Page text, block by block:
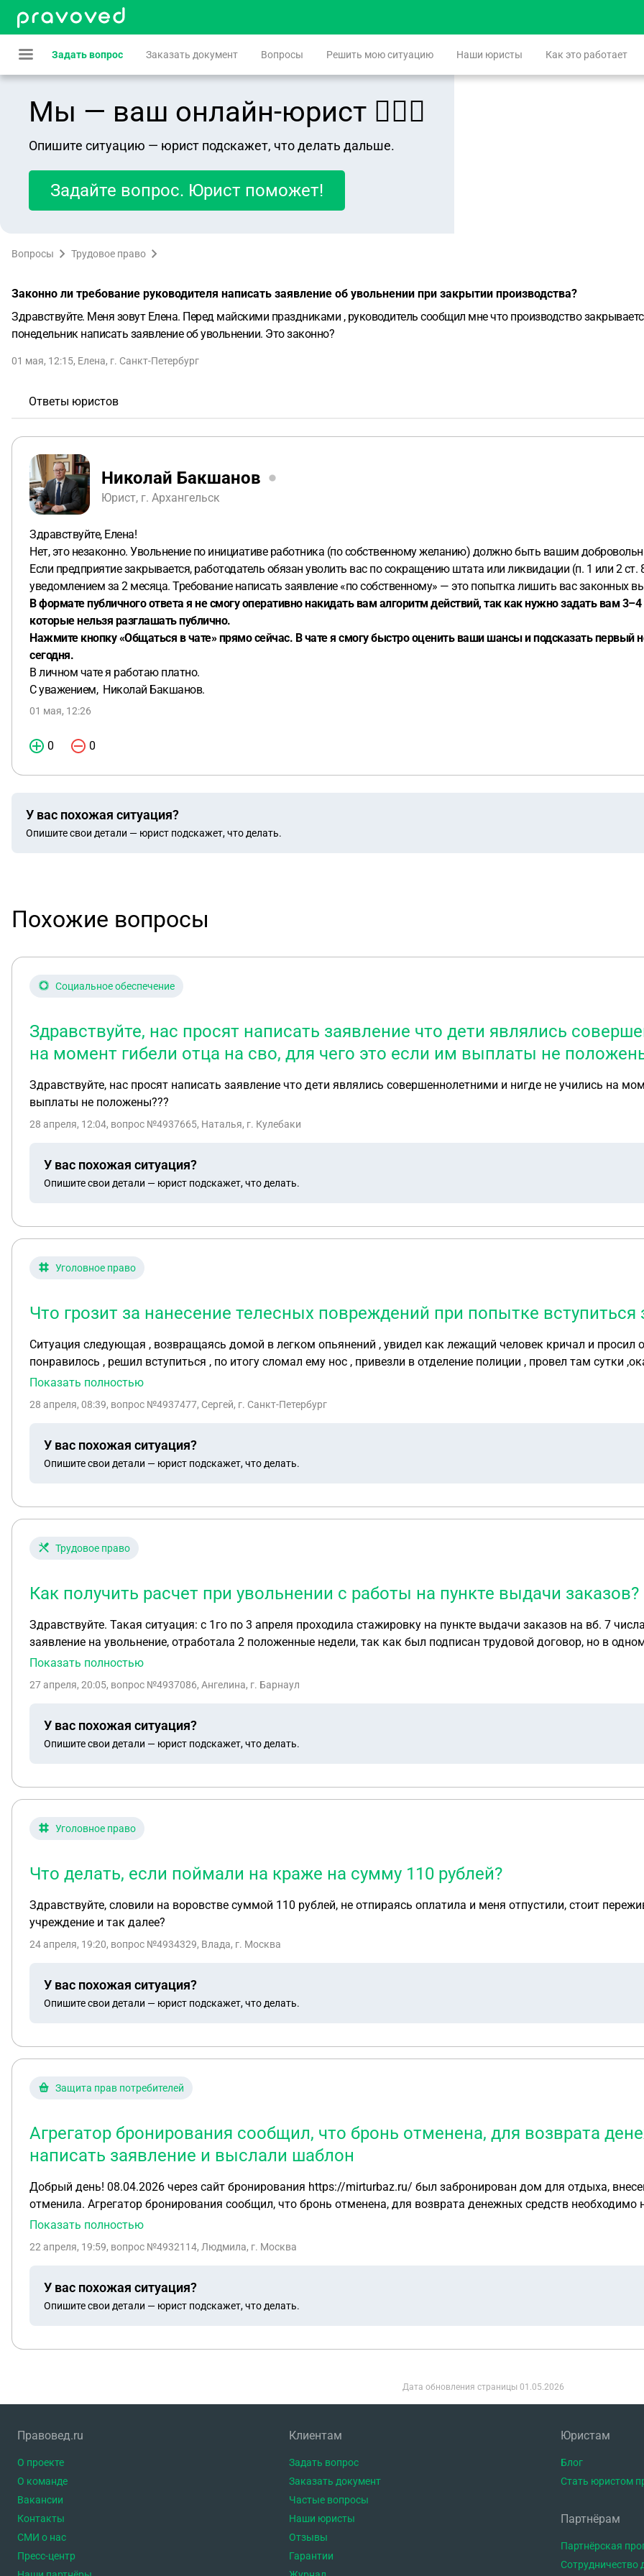
Задать вопрос Заказать документ Вопросы Решить мою ситуацию Наши юристы Как это работает
Мы — ваш онлайн-юрист 👨🏻‍⚖️
Опишите ситуацию — юрист подскажет, что делать дальше.
Задайте вопрос. Юрист поможет!
Вопросы Трудовое право
Законно ли требование руководителя написать заявление об увольнении при закрытии производства?
Здравствуйте. Меня зовут Елена. Перед майскими праздниками , руководитель сообщил мне что производство
понедельник написать заявление об увольнении. Это законно?
01 мая, 12:15, Елена, г. Санкт-Петербург
Ответы юристов
Николай Бакшанов
Юрист, г. Архангельск
Здравствуйте, Елена!
Нет, это незаконно. Увольнение по инициативе работника (по собственному желанию) должно быть вашим
Если предприятие закрывается, работодатель обязан уволить вас по сокращению штата или ликвидации (п. 1 или 2
уведомлением за 2 месяца. Требование написать заявление «по собственному» — это попытка лишить вас законных
В формате публичного ответа я не смогу оперативно накидать вам алгоритм действий, так как нужно задать вам
которые нельзя разглашать публично.
Нажмите кнопку «Общаться в чате» прямо сейчас. В чате я смогу быстро оценить ваши шансы и подсказать
сегодня.
В личном чате я работаю платно.
С уважением, Николай Бакшанов.
01 мая, 12:26
0 0
У вас похожая ситуация?
Опишите свои детали — юрист подскажет, что делать.
Похожие вопросы
Социальное обеспечение
Здравствуйте, нас просят написать заявление что дети являлись
на момент гибели отца на сво, для чего это если им выплаты не
Здравствуйте, нас просят написать заявление что дети являлись совершеннолетними и нигде не учились на
выплаты не положены???
28 апреля, 12:04, вопрос №4937665, Наталья, г. Кулебаки
У вас похожая ситуация?
Опишите свои детали — юрист подскажет, что делать.
Уголовное право
Что грозит за нанесение телесных повреждений при попытке вступиться
Ситуация следующая , возвращаясь домой в легком опьянений , увидел как лежащий человек кричал и просил о помощи , над ним стоял человек и мне это не
понравилось , решил вступиться , по итогу сломал ему нос , привезли в отделение полиции , провел там сутки
полиции , хотя не сказал бы что это он , потому что не было ни формы ни головного убора ни средств защиты , что очень
невыезде , что следует за этим ?
Показать полностью
28 апреля, 08:39, вопрос №4937477, Сергей, г. Санкт-Петербург
У вас похожая ситуация?
Опишите свои детали — юрист подскажет, что делать.
Трудовое право
Как получить расчет при увольнении с работы на пункте выдачи заказов?
Здравствуйте. Такая ситуация: с 1го по 3 апреля проходила стажировку на пункте выдачи заказов на вб. 7 числа вышла уже работать, 16 апреля написала
заявление на увольнение, отработала 2 положенные недели, так как был подписан трудовой договор, но в одном экземпляре и
получу свои деньги за обработанные дни, они сказали, что 15 мая, после инвентаризации, почему практически
Показать полностью
27 апреля, 20:05, вопрос №4937086, Ангелина, г. Барнаул
У вас похожая ситуация?
Опишите свои детали — юрист подскажет, что делать.
Уголовное право
Что делать, если поймали на краже на сумму 110 рублей?
Здравствуйте, словили на воровстве суммой 110 рублей, не отпираясь оплатила и меня отпустили, стоит
учреждение и так далее?
24 апреля, 19:20, вопрос №4934329, Влада, г. Москва
У вас похожая ситуация?
Опишите свои детали — юрист подскажет, что делать.
Защита прав потребителей
Агрегатор бронирования сообщил, что бронь отменена, для возврата
написать заявление и выслали шаблон
Добрый день! 08.04.2026 через сайт бронирования https://mirturbaz.ru/ был забронирован дом для отдыха, внесена предоплата. В течение часа эту бронь я
отменила. Агрегатор бронирования сообщил, что бронь отменена, для возврата денежных средств необходимо
заявление мною был заполнен , после долгих моих звонков и писем на электронную почту , мне сообщили , что
владельцу домов отдыха и выяснить, когда те вернут им деньги. Оазбираться с владельцем дома отдыха я не
Показать полностью
22 апреля, 19:59, вопрос №4932114, Людмила, г. Москва
У вас похожая ситуация?
Опишите свои детали — юрист подскажет, что делать.
Дата обновления страницы 01.05.2026
Правовед.ru
О проекте
О команде
Вакансии
Контакты
СМИ о нас
Пресс-центр
Клиентам
Задать вопрос
Заказать документ
Частые вопросы
Наши юристы
Отзывы
Гарантии
Юристам
Блог
Стать юристом
Партнёрам
Партнёрская
Сотрудничество